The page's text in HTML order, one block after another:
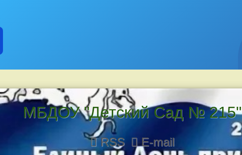
МБДОУ "Детский Сад № 215"
RSS E-mail